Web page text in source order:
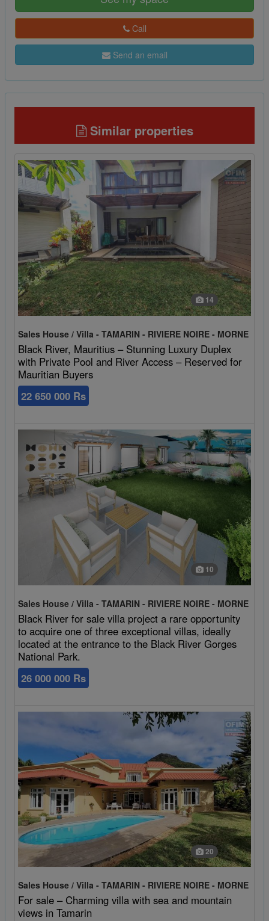
Call
Send an email
Similar properties
14
Sales House / Villa - TAMARIN - RIVIERE NOIRE - MORNE
Black River, Mauritius – Stunning Luxury Duplex
with Private Pool and River Access – Reserved for
Mauritian Buyers
22 650 000 Rs
10
Sales House / Villa - TAMARIN - RIVIERE NOIRE - MORNE
Black River for sale villa project a rare opportunity
to acquire one of three exceptional villas, ideally
located at the entrance to the Black River Gorges
National Park.
26 000 000 Rs
20
Sales House / Villa - TAMARIN - RIVIERE NOIRE - MORNE
For sale – Charming villa with sea and mountain
views in Tamarin